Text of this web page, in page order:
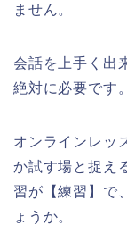
ません。
会話を上手く出
絶対に必要です。
オンラインレッ
か試す場と捉え
習が【練習】で
ょうか。